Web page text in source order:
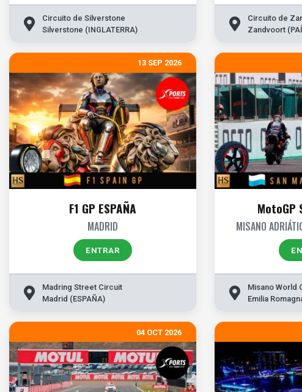
Circuito de Silverstone
Silverstone (INGLATERRA)
Circuito de
Zandvoort
13 SEP 2026
F1 GP ESPAÑA
MADRID
ENTRAR
Madring Street Circuit
Madrid (ESPAÑA)
MotoGP
MISANO
Emilia
04 OCT 2026